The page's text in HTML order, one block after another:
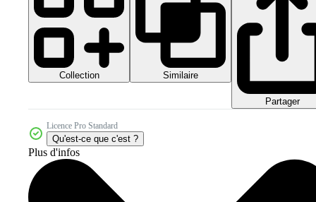
Collection Similaire
Partager
Licence Pro Standard
Qu'est-ce que c'est ?
Plus d'infos